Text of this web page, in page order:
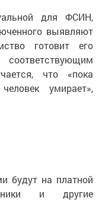
для ФСИН,
выявляют
готовит его
что «пока
умирает»,
будут на платной
и другие